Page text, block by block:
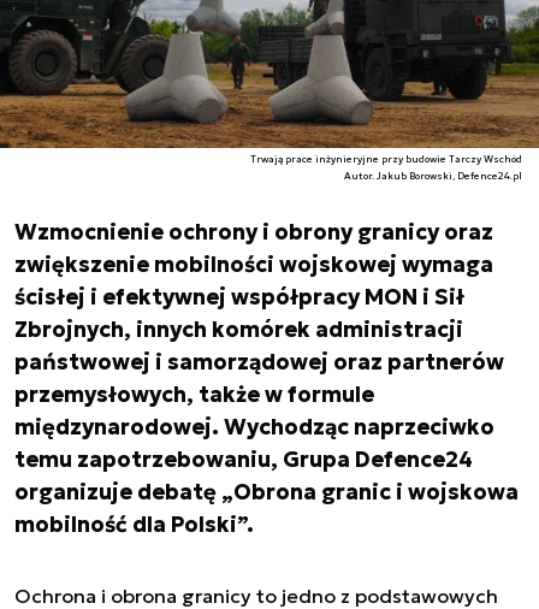
Trwają prace inżynieryjne przy budowie Tarczy Wschód
Autor. Jakub Borowski, Defence24.pl
Wzmocnienie ochrony i obrony granicy oraz
zwiększenie mobilności wojskowej wymaga
ścisłej i efektywnej współpracy MON i Sił
Zbrojnych, innych komórek administracji
państwowej i samorządowej oraz partnerów
przemysłowych, także w formule
międzynarodowej. Wychodząc naprzeciwko
temu zapotrzebowaniu, Grupa Defence24
organizuje debatę „Obrona granic i wojskowa
mobilność dla Polski”.
Ochrona i obrona granicy to jedno z podstawowych